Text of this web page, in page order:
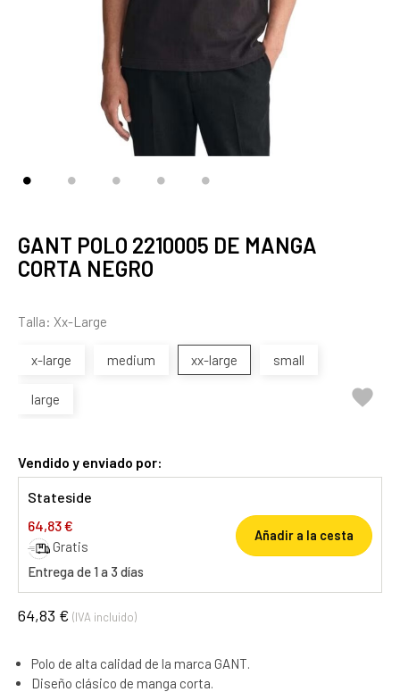
GANT POLO 2210005 DE MANGA
CORTA NEGRO
Talla: Xx-Large
x-large medium xx-large small
large 
Vendido y enviado por:
Stateside
64,83 €
Gratis
Entrega de 1 a 3 días
Añadir a la cesta
64,83 € (IVA incluido)
Polo de alta calidad de la marca GANT.
Diseño clásico de manga corta.